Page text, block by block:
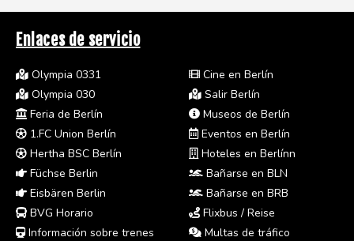
Enlaces de servicio
Olympia 0331
Olympia 030
Feria de Berlín
1.FC Union Berlín
Hertha BSC Berlín
Füchse Berlin
Eisbären Berlin
BVG Horario
Información sobre trenes
Cine en Berlín
Salir Berlín
Museos de Berlín
Eventos en Berlín
Hoteles en Berlínn
Bañarse en BLN
Bañarse en BRB
Flixbus / Reise
Multas de tráfico